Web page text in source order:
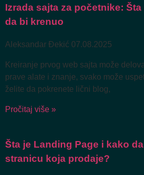
Izrada sajta za početnike:
da bi krenuo
Aleksandar Đekić 07.08.2025
Kreiranje prvog web sajta može
prave alate i znanje, svako može
želite da pokrenete lični blog,
Pročitaj više »
Šta je Landing Page i kako
stranicu koja prodaje?